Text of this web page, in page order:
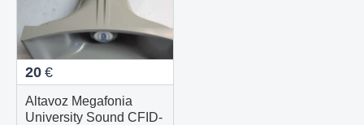
20 €
Altavoz Megafonia
University Sound CFID-